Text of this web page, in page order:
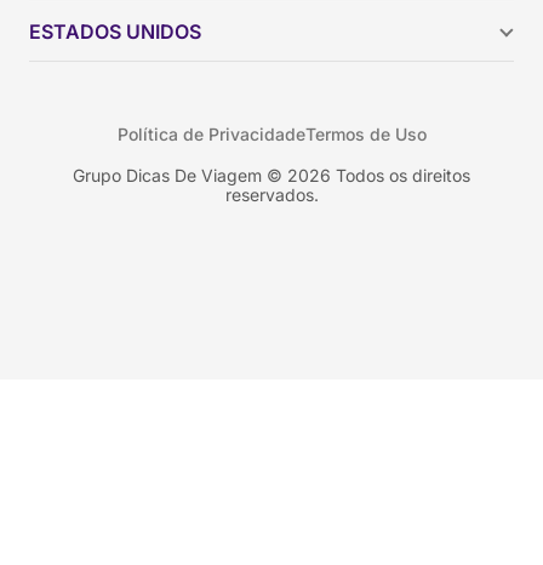
Colômbia
ESTADOS UNIDOS
Nova York
Grupo Dicas De Viagem © 2026 Todos os direitos
reservados.
Política de PrivacidadeTermos de Uso